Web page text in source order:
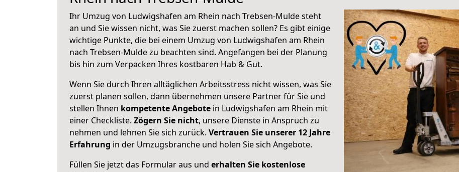
Ihr Umzug von Ludwigshafen am Rhein nach Trebsen-Mulde steht
an und Sie wissen nicht, was Sie zuerst machen sollen? Es gibt einige
wichtige Punkte, die bei einem Umzug von Ludwigshafen am Rhein
nach Trebsen-Mulde zu beachten sind. Angefangen bei der Planung
bis hin zum Verpacken Ihres kostbaren Hab & Gut.
Wenn Sie durch Ihren alltäglichen Arbeitsstress nicht wissen, was Sie
zuerst planen sollen, dann übernehmen unsere Partner für Sie und
stellen Ihnen kompetente Angebote in Ludwigshafen am Rhein mit
einer Checkliste. Zögern Sie nicht, unsere Dienste in Anspruch zu
nehmen und lehnen Sie sich zurück. Vertrauen Sie unserer 12 Jahre
Erfahrung in der Umzugsbranche und holen Sie sich Angebote.
Füllen Sie jetzt das Formular aus und erhalten Sie kostenlose